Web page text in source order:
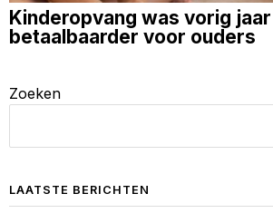
Kinderopvang was vorig
betaalbaarder voor ouders
Zoeken
LAATSTE BERICHTEN